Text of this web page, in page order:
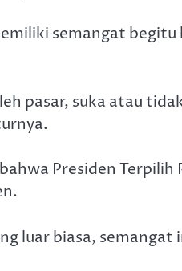
semangat
pasar, suka atau
Presiden
luar biasa,